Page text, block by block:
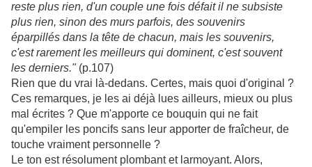
reste plus rien, d'un couple une fois défait il ne subsiste
plus rien, sinon des murs parfois, des souvenirs
éparpillés dans la tête de chacun, mais les souvenirs,
c'est rarement les meilleurs qui dominent, c'est souvent
les derniers."(p.107)
Rien que du vrai là-dedans. Certes, mais quoi d'original ?
Ces remarques, je les ai déjà lues ailleurs, mieux ou plus
mal écrites ? Que m'apporte ce bouquin qui ne fait
qu'empiler les poncifs sans leur apporter de fraîcheur, de
touche vraiment personnelle ?
Le ton est résolument plombant et larmoyant. Alors,